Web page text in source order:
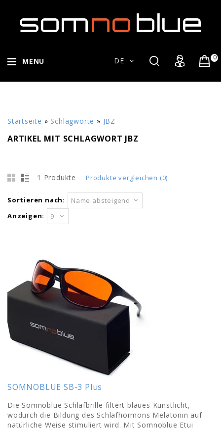
MENU 0
DE
Startseite » Schlagworte » JBZ
ARTIKEL MIT SCHLAGWORT JBZ
1 Produkte Produkte vergleichen (0)
Sortieren nach:
Name absteigend
Anzeigen:
9
SOMNOBLUE SB-3 Plus
Die Somnoblue Schlafbrille filtert blaues Kunstlicht,
wodurch die Bildung des Schlafhormons Melatonin auf
natürliche Weise stimuliert wird. Mit Somnoblue Etui